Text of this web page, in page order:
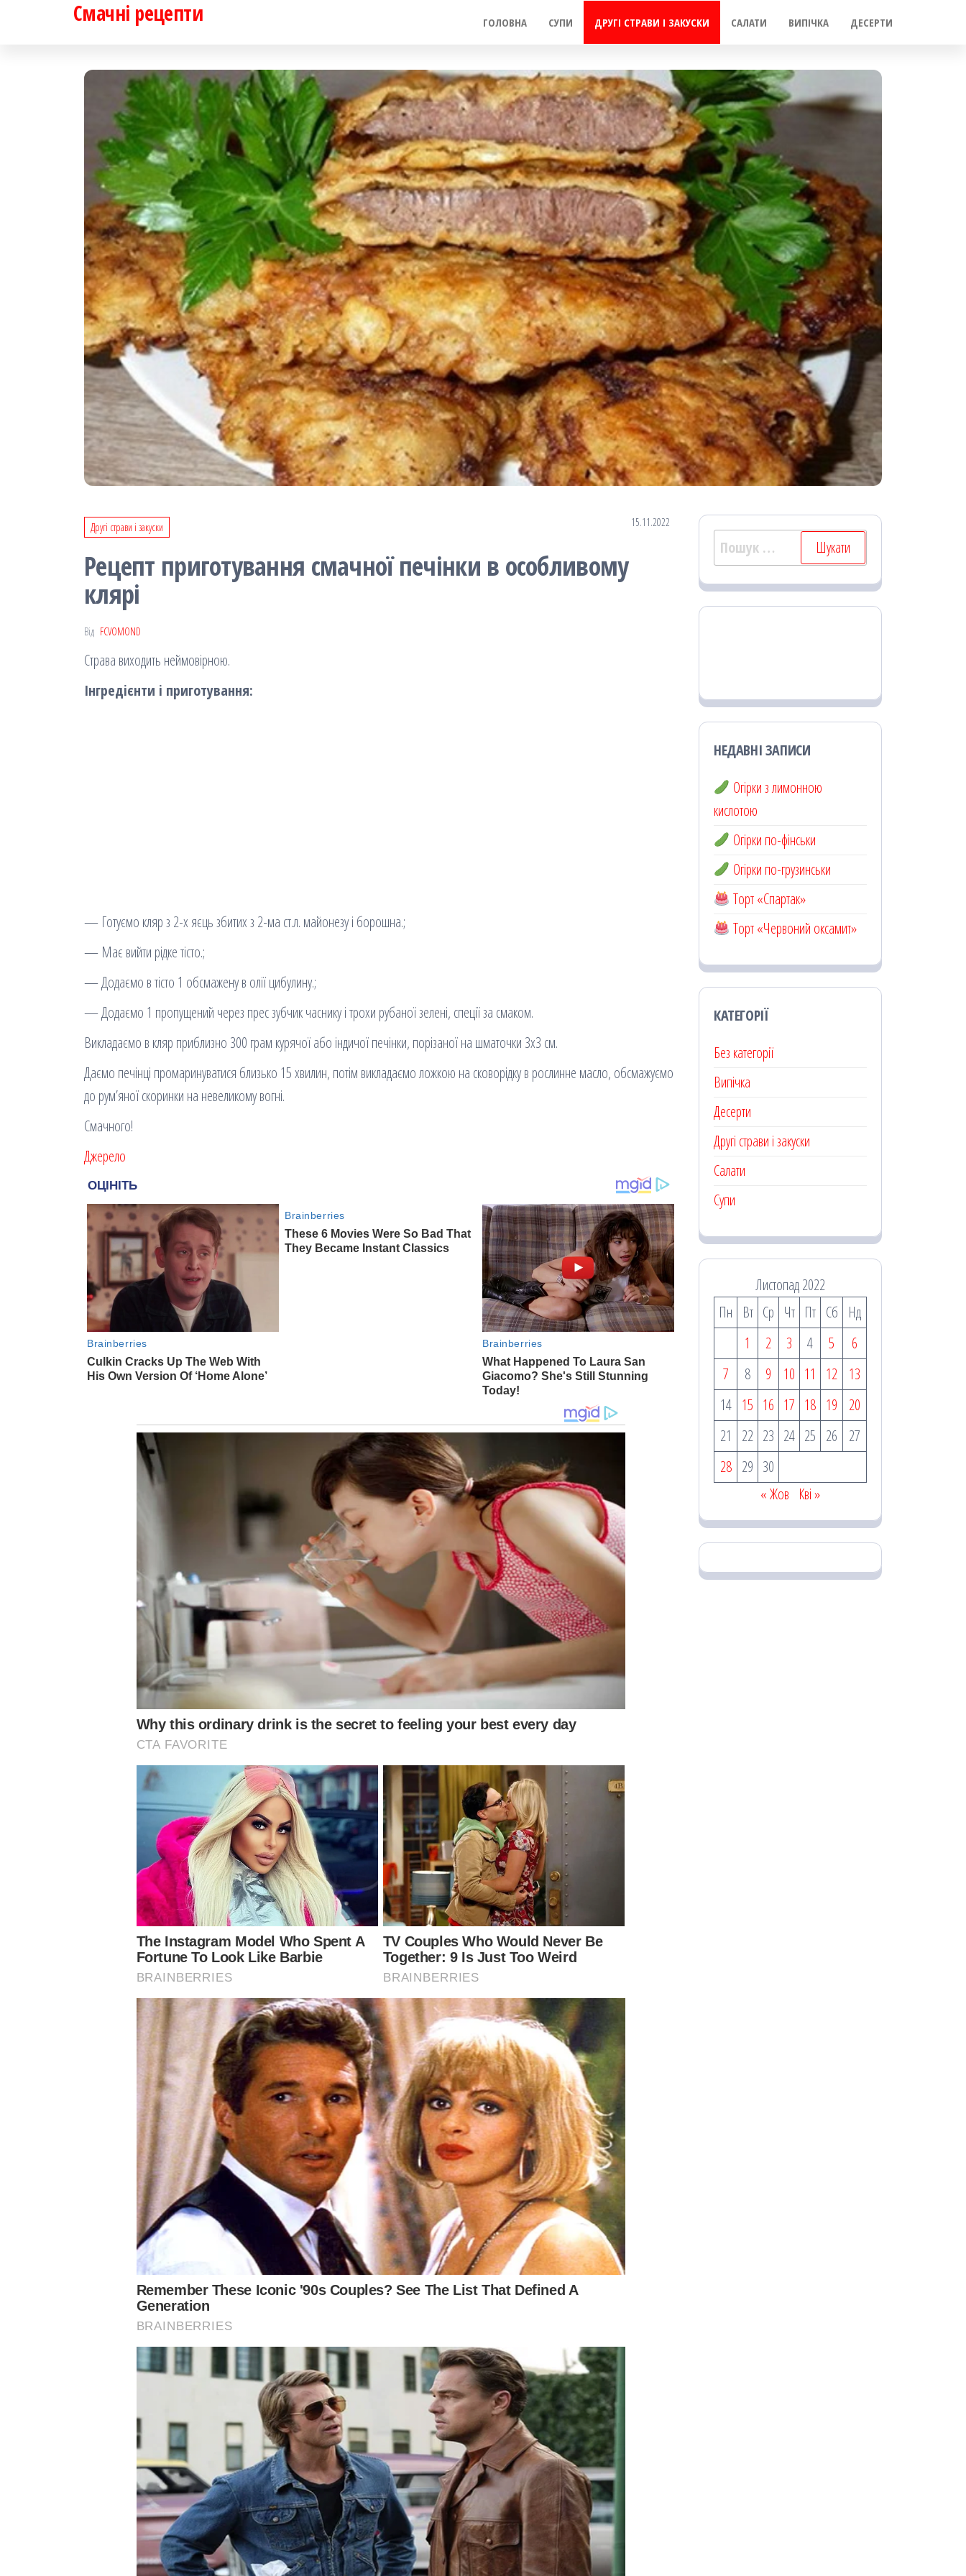
Смачні рецепти ГОЛОВНА СУПИ ДРУГІ СТРАВИ І ЗАКУСКИ САЛАТИ ВИПІЧКА ДЕСЕРТИ
Другі страви і закуски 15.11.2022
Рецепт приготування смачної печінки в особливому
клярі
Від FCVOMOND
Страва виходить неймовірною.
Інгредієнти і приготування:
— Готуємо кляр з 2-х яєць збитих з 2-ма ст.л. майонезу і борошна.;
— Має вийти рідке тісто.;
— Додаємо в тісто 1 обсмажену в олії цибулину.;
— Додаємо 1 пропущений через прес зубчик часнику і трохи рубаної зелені, спеції за смаком.
Викладаємо в кляр приблизно 300 грам курячої або індичої печінки, порізаної на шматочки 3х3 см.
Даємо печінці промаринуватися близько 15 хвилин, потім викладаємо ложкою на сковорідку в рослинне масло, обсмажуємо
до рум’яної скоринки на невеликому вогні.
Смачного!
Джерело
Пошук:
НЕДАВНІ ЗАПИСИ
Огірки з лимонною
кислотою
Огірки по-фінськи
Огірки по-грузинськи
Торт «Спартак»
Торт «Червоний оксамит»
КАТЕГОРІЇ
Без категорії
Випічка
Десерти
Другі страви і закуски
Салати
Супи
Листопад 2022
Пн
Вт Ср Чт Пт Сб
Нд
1
2 3 4 5
6
7
8 9 10 11 12
13
14 15 16 17 18 19
20
21
22 23 24 25 26
27
28 29 30
« Жов Кві »